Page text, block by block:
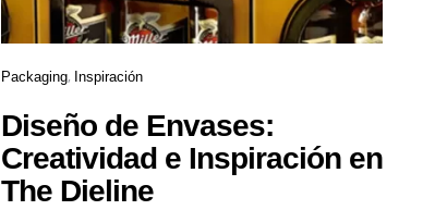
Packaging Inspiración
Diseño de Envases:
Creatividad e Inspiración en
The Dieline